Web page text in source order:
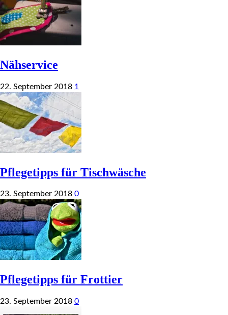
Nähservice
22. September 2018 1
Pflegetipps für Tischwäsche
23. September 2018 0
Pflegetipps für Frottier
23. September 2018 0